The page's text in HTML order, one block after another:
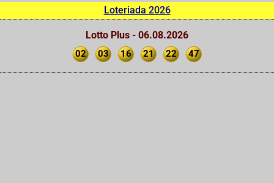
Loteriada 2026
Lotto Plus - 06.08.2026
02 03 16 21 22 47